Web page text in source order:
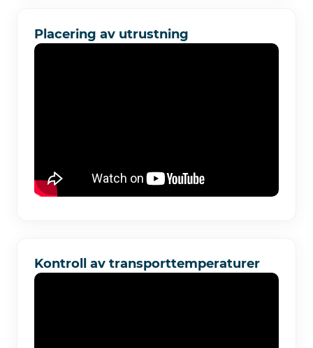
Placering av utrustning
Kontroll av transporttemperaturer